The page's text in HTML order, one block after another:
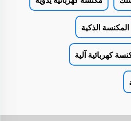
المكنسة الذكية
كهربائية آلية